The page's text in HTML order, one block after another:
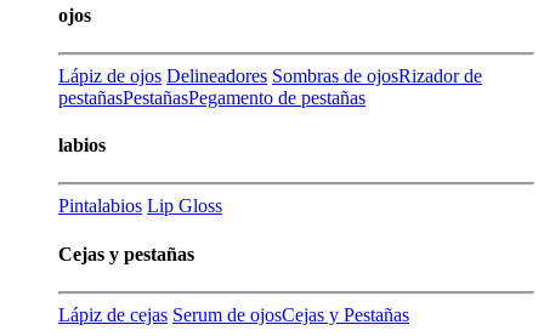
ojos
Lápiz de ojos Delineadores Sombras de ojosRizador de
pestañasPestañasPegamento de pestañas
labios
Pintalabios Lip Gloss
Cejas y pestañas
Lápiz de cejas Serum de ojosCejas y Pestañas